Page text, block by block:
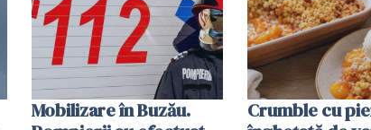
Mobilizare în Buzău.
Crumble cu